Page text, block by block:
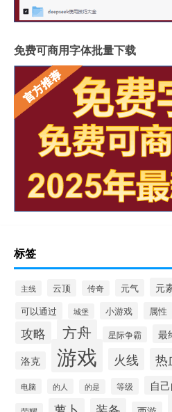
免费可商用字体批量下载
标签
主线 云顶 传奇 元气 元
可以通过 城堡 小游戏 属性
攻略 方舟 星际争霸 最
洛克 游戏 火线 热
电脑 的人 的是 等级 自